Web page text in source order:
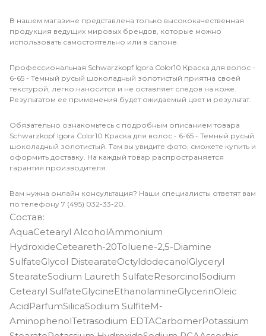
В нашем магазине представлена только высококачественная
продукция ведущих мировых брендов, которые можно
использовать самостоятельно или в салоне.
Профессиональная Schwarzkopf Igora Color10 Краска для волос -
6-65 - Темный русый шоколадный золотистый приятна своей
текстурой, легко наносится и не оставляет следов на коже.
Результатом ее применения будет ожидаемый цвет и результат.
Обязательно ознакомьтесь с подробным описанием товара
Schwarzkopf Igora Color10 Краска для волос - 6-65 - Темный русый
шоколадный золотистый. Там вы увидите фото, сможете купить и
оформить доставку. На каждый товар распространяется
гарантия производителя.
Вам нужна онлайн консультация? Наши специалисты ответят вам
по телефону 7 (495) 032-33-20.
Состав:
AquaCetearyl AlcoholAmmonium
HydroxideCeteareth-20Toluene-2,5-Diamine
SulfateGlycol DistearateOctyldodecanolGlyceryl
StearateSodium Laureth SulfateResorcinolSodium
Cetearyl SulfateGlycineEthanolamineGlycerinOleic
AcidParfumSilicaSodium SulfiteM-
AminophenolTetrasodium EDTACarbomerPotassium